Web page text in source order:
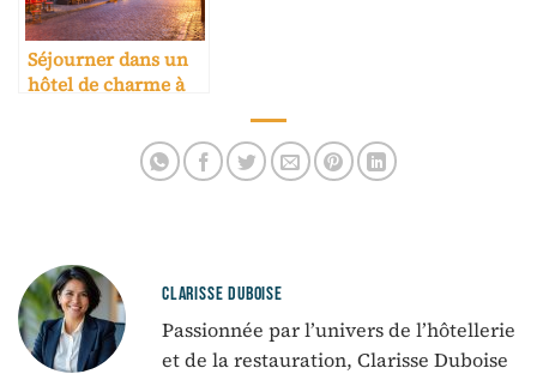
Séjourner dans un
hôtel de charme à
bien-être et art de
vivre à la française
CLARISSE DUBOISE
Passionnée par l’univers de l’hôtellerie
et de la restauration, Clarisse Duboise